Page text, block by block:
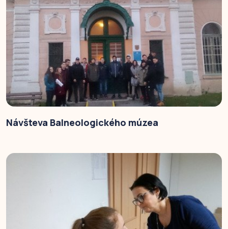
Návšteva Balneologického múzea